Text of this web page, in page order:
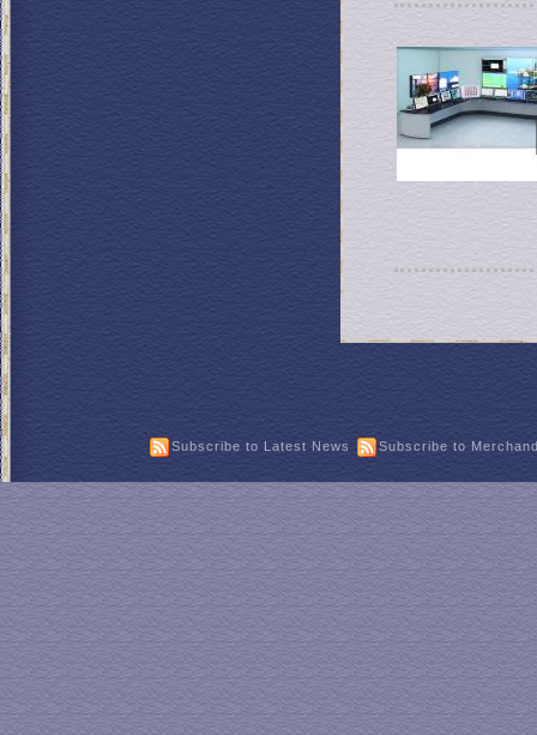
Subscribe to Latest News Subscribe to